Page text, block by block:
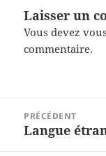
Laisser un
Vous devez
commentaire.
l’article
PRÉCÉDENT
Article
Langue